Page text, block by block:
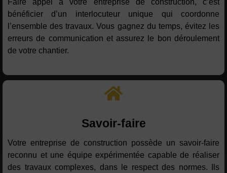
Faire appel à votre entreprise de construction, c’est
bénéficier d’un interlocuteur unique qui coordonne
l’ensemble des travaux. Vous gagnez du temps, évitez les
erreurs de communication et assurez le bon déroulement
de votre chantier.
Savoir-faire
Votre entreprise de construction possède un savoir-faire
reconnu et une équipe expérimentée capable de réaliser
des travaux complexes, dans le respect des normes. Ils